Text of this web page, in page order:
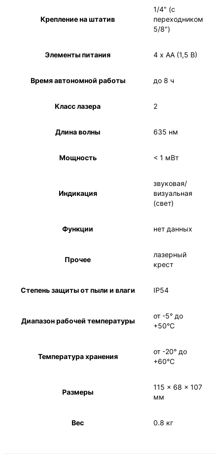
Крепление на штатив
1/4" (с
переходником
5/8")
Элементы питания 4 х АА (1,5 В)
Время автономной работы до 8 ч
Класс лазера 2
Длина волны 635 нм
Мощность < 1 мВт
Индикация
звуковая/
визуальная
(свет)
Функции нет данных
Прочее
лазерный
крест
Степень защиты от пыли и влаги IP54
Диапазон рабочей температуры
от -5° до
+50°С
Температура хранения
от -20° до
+60°С
Размеры
115 x 68 x 107
мм
Вес 0.8 кг